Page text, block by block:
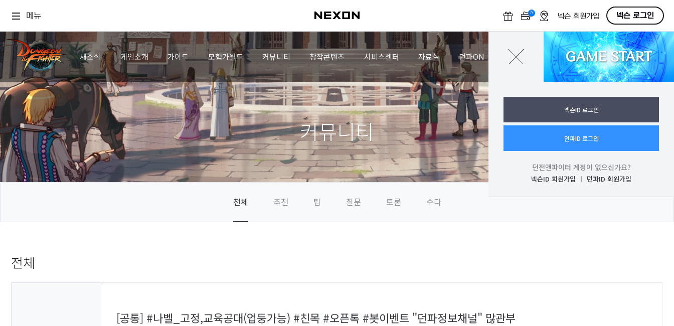
메뉴 N
F
넥슨 회원가입 넥슨 로그인
새소식 게임소개 가이드 모험가월드 커뮤니티 창작콘텐츠 서비스센터 자료실 던파ON GAME START
로그인
넥슨ID 로그인
던파ID 로그인
던전앤파이터 계정이 없으신가요?
넥슨ID 회원가입 던파ID 회원가입
커뮤니티
전체 추천 팁 질문 토론 수다
전체
[공통] #나벨_고정,교육공대(업둥가능) #친목 #오픈톡 #봇이벤트 "던파정보채널" 많관부